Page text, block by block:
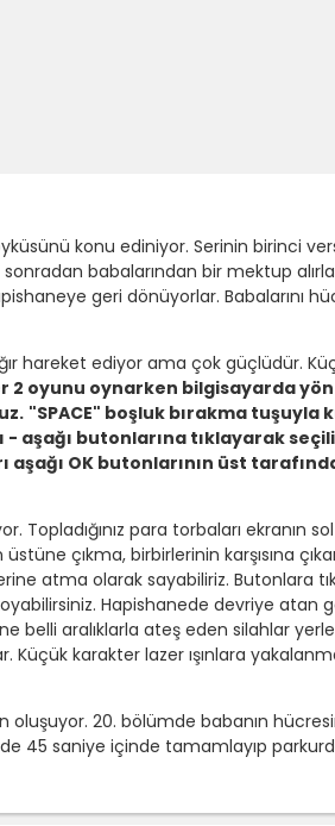
konu ediniyor. Serinin birinci
babalarından bir mektup
geri dönüyorlar. Babalarını
hareket ediyor ama çok güçlüdür.
2 oyunu oynarken bilgisayarda
"SPACE" boşluk bırakma
aşağı butonlarına tıklayarak
OK butonlarının üst
para torbaları ekranın
çıkma, birbirlerinin karşısına
atma olarak sayabiliriz. Butonlara
Hapishanede devriye
belli aralıklarla ateş eden silahlar
karakter lazer ışınlara
20. bölümde babanın
45 saniye içinde tamamlayıp